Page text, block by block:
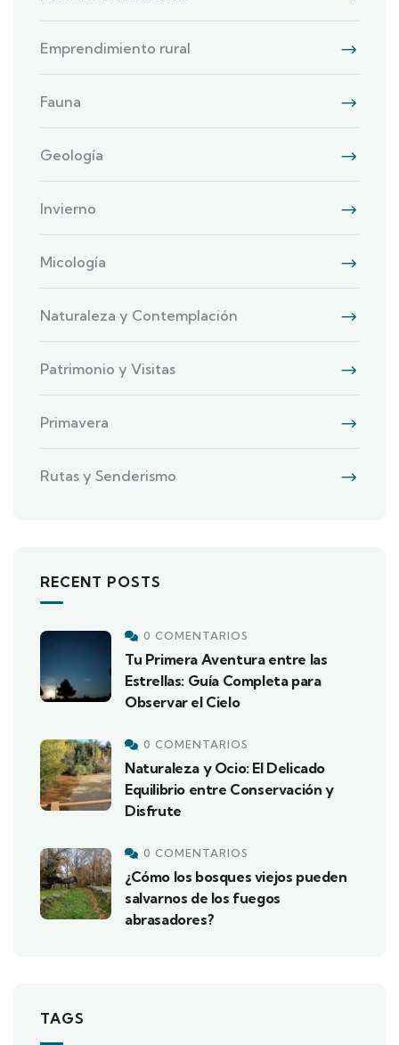
Emprendimiento rural
Fauna
Geología
Invierno
Micología
Naturaleza y Contemplación
Patrimonio y Visitas
Primavera
Rutas y Senderismo
RECENT POSTS
0 COMENTARIOS
Tu Primera Aventura entre las
Estrellas: Guía Completa para
Observar el Cielo
0 COMENTARIOS
Naturaleza y Ocio: El Delicado
Equilibrio entre Conservación y
Disfrute
0 COMENTARIOS
¿Cómo los bosques viejos pueden
salvarnos de los fuegos
abrasadores?
TAGS